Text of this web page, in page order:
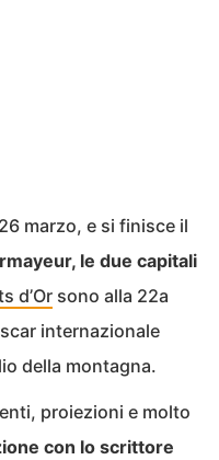
marzo, e si finisce il
le due capitali
d’Or sono alla 22a
internazionale
della montagna.
proiezioni e molto
con lo scrittore